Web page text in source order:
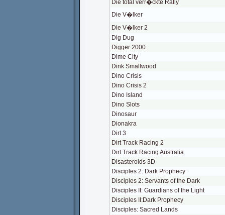
Die total verr�ckte Rally
Die V�lker
Die V�lker 2
Dig Dug
Digger 2000
Dime City
Dink Smallwood
Dino Crisis
Dino Crisis 2
Dino Island
Dino Slots
Dinosaur
Dionakra
Dirt 3
Dirt Track Racing 2
Dirt Track Racing Australia
Disasteroids 3D
Disciples 2: Dark Prophecy
Disciples 2: Servants of the Dark
Disciples II: Guardians of the Light
Disciples II:Dark Prophecy
Disciples: Sacred Lands